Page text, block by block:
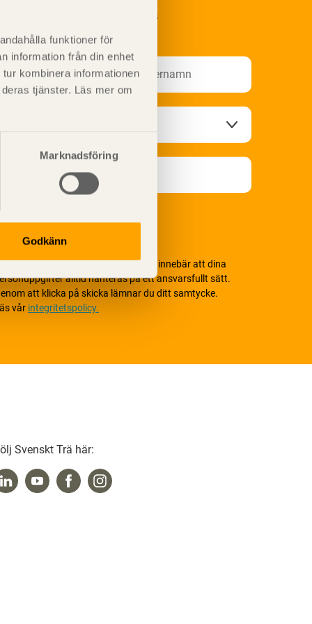
funktioner för
information från din enhet
kombinera informationen
tjänster. Läs mer om
Marknadsföring
Godkänn
på Svenskt Träs
värnar om personlig integritet vilket innebär att dina
alltid hanteras på ett ansvarsfullt sätt.
att klicka på skicka lämnar du ditt samtycke.
vår integritetspolicy.
Svenskt Trä här: